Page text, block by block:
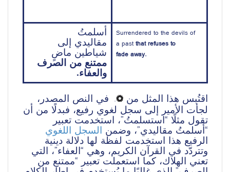
Surrendered to the devils of
a pastthatrefuses to
fade away.
مقاليدي
شياطين ماضٍ
ممتنع من
والعفاء.
اقتُبس هذا المثل من .
“أسلمتُ مقاليدي”، وضمن السجل اللغوي
تعني الهلاك، كما استعملت تعبير “ممتنع من